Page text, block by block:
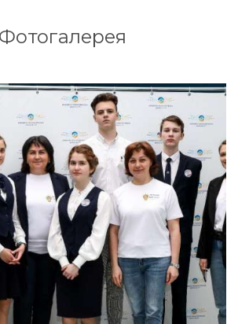
Фотогалерея